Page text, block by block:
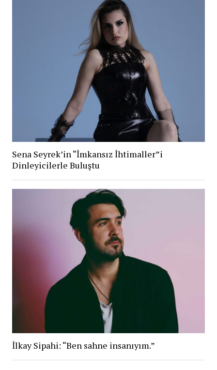
Sena Seyrek’in “İmkansız İhtimaller”i
Dinleyicilerle Buluştu
İlkay Sipahi: “Ben sahne insanıyım.”